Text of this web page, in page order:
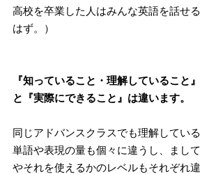
高校を卒業した人はみんな英語を話せる
はず。）
『知っていること・理解していること』
と『実際にできること』は違います。
同じアドバンスクラスでも理解している
単語や表現の量も個々に違うし、まして
やそれを使えるかのレベルもそれぞれ違